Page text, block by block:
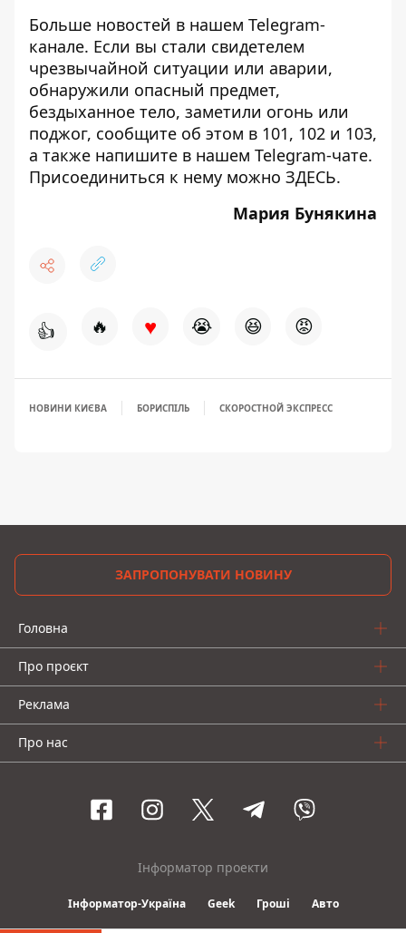
Больше новостей в нашем Telegram-
канале. Если вы стали свидетелем
чрезвычайной ситуации или аварии,
обнаружили опасный предмет,
бездыханное тело, заметили огонь или
поджог, сообщите об этом в 101, 102 и 103,
а также напишите в нашем Telegram-чате.
Присоединиться к нему можно ЗДЕСЬ.
Мария Бунякина
👍 🔥 ♥ 😭 😆 😡
НОВИНИ КИЄВА БОРИСПІЛЬ СКОРОСТНОЙ ЭКСПРЕСС
ЗАПРОПОНУВАТИ НОВИНУ
Головна
Про проєкт
Реклама
Про нас
Інформатор проекти
Інформатор-Україна Geek Гроші Авто